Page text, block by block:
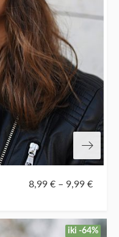
8,99 €– 9,99 €
iki -64%